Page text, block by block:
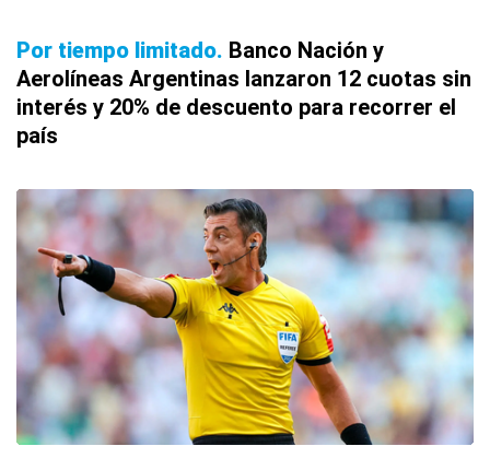
Por tiempo limitado Banco Nación y
Aerolíneas Argentinas lanzaron 12 cuotas sin
interés y 20% de descuento para recorrer el
país